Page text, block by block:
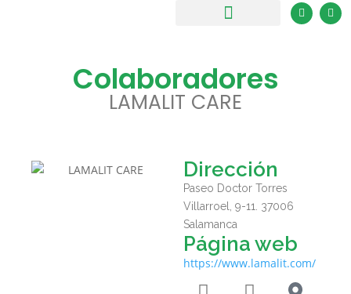
Colaboradores
LAMALIT CARE
Dirección
Paseo Doctor Torres
Villarroel, 9-11. 37006
Salamanca
Página web
https://www.lamalit.com/